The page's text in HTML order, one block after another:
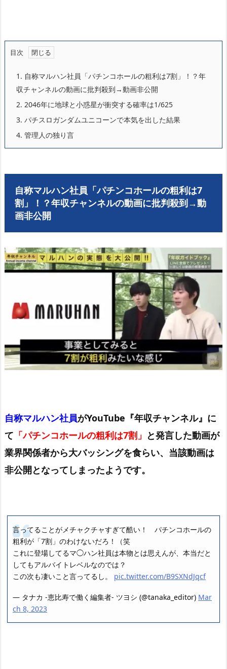
目次
1. 自称マルハン社員「パチンコホールの粗利は7割」！？年
収チャンネルの動画に批判殺到→動画非公開
2. 2046年に地球と小惑星が衝突する確率は1/625
3. パチスロガンダムユニコーンで本気を出した結果
4. 管理人の独り言
自称マルハン社員「パチンコホールの粗利は7
割」！？年収チャンネルの動画に批判殺到→動
画非公開
自称マルハン社員がYouTube『年収チャンネル』に
て 「パチンコホールの粗利は7割」 と発言した動画が
業界関係者から大バッシングを食らい、当該動画は
非公開となってしまったようです。
言ってることがメチャクチャすぎて酷い！ パチンコホールの
粗利が「7割」のわけないだろ！（笑
これに登場してるマ◯ハン社員は本物とは思えんが、本当だと
してもアルバイトレベルなのでは？
この次も凄いこと言ってるし。 pic.twitter.com/B9SXNdJqcf
— タナカ -恵比寿で働く編集者- ツヨシ (@tanaka_editor) Mar
ch 8, 2023